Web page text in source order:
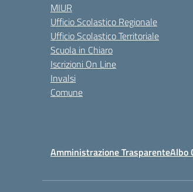
MIUR
Ufficio Scolastico Regionale
Ufficio Scolastico Territoriale
Scuola in Chiaro
Iscrizioni On Line
Invalsi
Comune
Amministrazione TrasparenteAlbo